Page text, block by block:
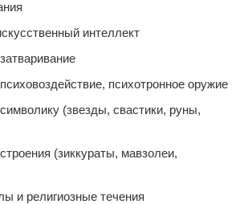
интеллект
психотронное оружие
(звезды, свастики, руны,
(зиккураты, мавзолеи,
и религиозные течения